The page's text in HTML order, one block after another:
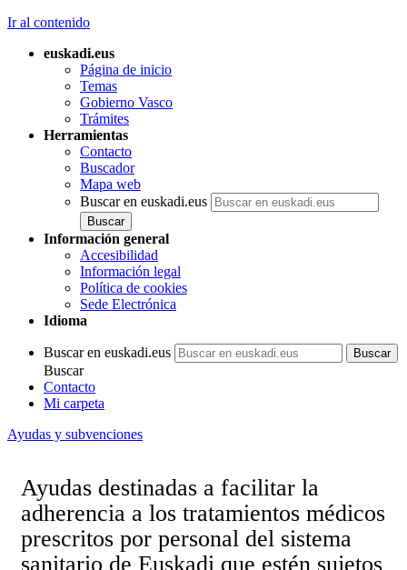
Ir al contenido
euskadi.eus
Página de inicio
Temas
Gobierno Vasco
Trámites
Herramientas
Contacto
Buscador
Mapa web
Buscar en euskadi.eus
Información general
Accesibilidad
Información legal
Política de cookies
Sede Electrónica
Idioma
Buscar en euskadi.eus
Buscar
Contacto
Mi carpeta
Ayudas y subvenciones
Ayudas destinadas a facilitar la
adherencia a los tratamientos médicos
prescritos por personal del sistema
sanitario de Euskadi que estén sujetos